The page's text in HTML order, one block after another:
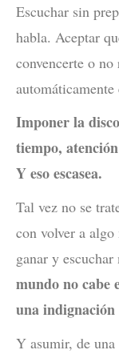
Escuchar sin
habla. Aceptar
convencerte o
Imponer la
tiempo,
Y eso escasea.
Tal vez no se
con volver a algo
ganar y escuchar
mundo no cabe
una
Y asumir, de